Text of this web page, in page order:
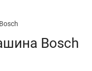
Bosch
Bosch